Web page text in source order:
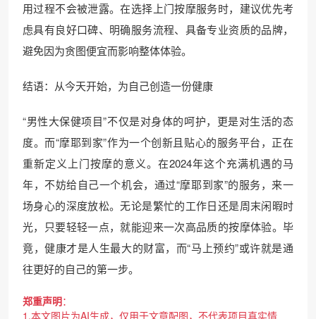
用过程不会被泄露。在选择上门按摩服务时，建议优先考
虑具有良好口碑、明确服务流程、具备专业资质的品牌，
避免因为贪图便宜而影响整体体验。
结语：从今天开始，为自己创造一份健康
“男性大保健项目”不仅是对身体的呵护，更是对生活的态
度。而“摩耶到家”作为一个创新且贴心的服务平台，正在
重新定义上门按摩的意义。在2024年这个充满机遇的马
年，不妨给自己一个机会，通过“摩耶到家”的服务，来一
场身心的深度放松。无论是繁忙的工作日还是周末闲暇时
光，只要轻轻一点，就能迎来一次高品质的按摩体验。毕
竟，健康才是人生最大的财富，而“马上预约”或许就是通
往更好的自己的第一步。
郑重声明：
1.本文图片为AI生成，仅用于文章配图，不代表项目真实情